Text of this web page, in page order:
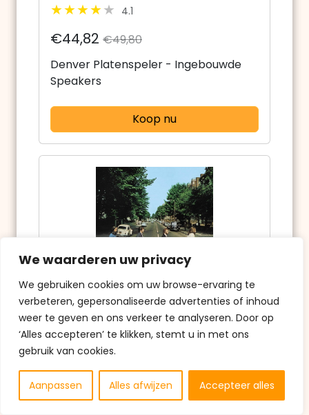
We waarderen uw privacy
We gebruiken cookies om uw browse-ervaring te
verbeteren, gepersonaliseerde advertenties of inhoud
weer te geven en ons verkeer te analyseren. Door op
‘Alles accepteren’ te klikken, stemt u in met ons
gebruik van cookies.
Aanpassen Alles afwijzen Accepteer alles
4.1
€44,82 €49,80
Denver Platenspeler - Ingebouwde
Speakers
Koop nu
Bol.com
4.9
€29,99
The Beatles - Abbey Road (LP) (50th
Anniversary Edition)